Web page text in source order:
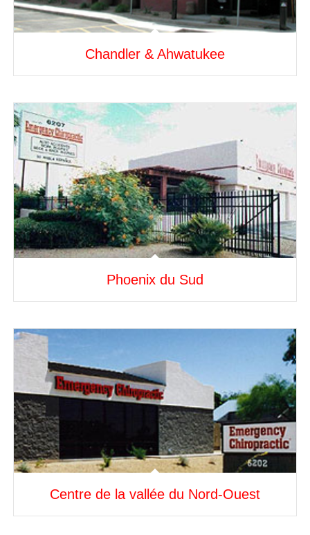
Chandler & Ahwatukee
Phoenix du Sud
Centre de la vallée du Nord-Ouest